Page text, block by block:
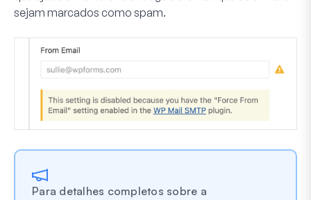
sejam marcados como spam.
Para detalhes completos sobre a